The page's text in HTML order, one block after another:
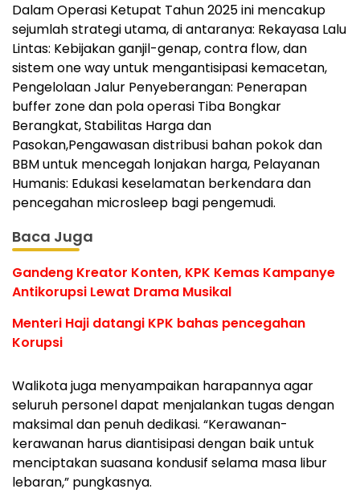
Dalam Operasi Ketupat Tahun 2025 ini mencakup
sejumlah strategi utama, di antaranya: Rekayasa Lalu
Lintas: Kebijakan ganjil-genap, contra flow, dan
sistem one way untuk mengantisipasi kemacetan,
Pengelolaan Jalur Penyeberangan: Penerapan
buffer zone dan pola operasi Tiba Bongkar
Berangkat, Stabilitas Harga dan
Pasokan,Pengawasan distribusi bahan pokok dan
BBM untuk mencegah lonjakan harga, Pelayanan
Humanis: Edukasi keselamatan berkendara dan
pencegahan microsleep bagi pengemudi.
Baca Juga
Gandeng Kreator Konten, KPK Kemas Kampanye
Antikorupsi Lewat Drama Musikal
Menteri Haji datangi KPK bahas pencegahan
Korupsi
Walikota juga menyampaikan harapannya agar
seluruh personel dapat menjalankan tugas dengan
maksimal dan penuh dedikasi. “Kerawanan-
kerawanan harus diantisipasi dengan baik untuk
menciptakan suasana kondusif selama masa libur
lebaran,” pungkasnya.